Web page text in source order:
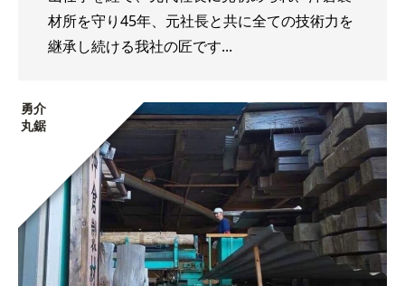
材所を守り45年、元社長と共に全ての技術力を
継承し続ける我社の匠です...
勇介
丸鋸